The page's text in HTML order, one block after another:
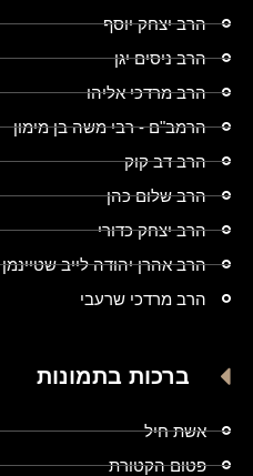
הרב יצחק יוסף
הרב ניסים יגן
הרב מרדכי אליהו
הרמב"ם - רבי משה בן מימון
הרב דב קוק
הרב שלום כהן
הרב יצחק כדורי
הרב אהרן יהודה לייב שטיינמן
הרב מרדכי שרעבי
ברכות בתמונות
אשת חיל
פטום הקטורת